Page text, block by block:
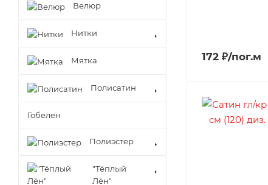
172 ₽/пог.м
Велюр
Нитки
Мятка
Полисатин
Гобелен
Полиэстер
"Тёплый
Лён"